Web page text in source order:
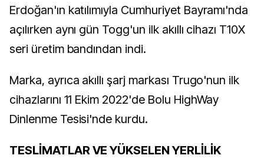
Erdoğan'ın katılımıyla Cumhuriyet Bayramı'nda
açılırken aynı gün Togg'un ilk akıllı cihazı T10X
seri üretim bandından indi.
Marka, ayrıca akıllı şarj markası Trugo'nun ilk
cihazlarını 11 Ekim 2022'de Bolu HighWay
Dinlenme Tesisi'nde kurdu.
TESLİMATLAR VE YÜKSELEN YERLİLİK